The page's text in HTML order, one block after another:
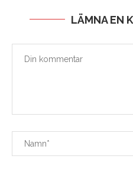
LÄMNA EN